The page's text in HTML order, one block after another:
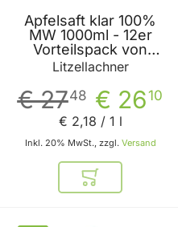
Apfelsaft klar 100%
MW 1000ml - 12er
Vorteilspack von
Litzellachner
Litzellachner
€ 2610
€ 2748
Inkl. 20% MwSt., zzgl. Versand
€ 2,18 / 1 l
In den Warenkorb